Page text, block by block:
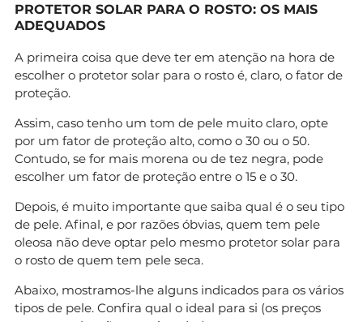
PROTETOR SOLAR PARA O ROSTO: OS MAIS
ADEQUADOS
A primeira coisa que deve ter em atenção na hora de
escolher o protetor solar para o rosto é, claro, o fator de
proteção.
Assim, caso tenho um tom de pele muito claro, opte
por um fator de proteção alto, como o 30 ou o 50.
Contudo, se for mais morena ou de tez negra, pode
escolher um fator de proteção entre o 15 e o 30.
Depois, é muito importante que saiba qual é o seu tipo
de pele. Afinal, e por razões óbvias, quem tem pele
oleosa não deve optar pelo mesmo protetor solar para
o rosto de quem tem pele seca.
Abaixo, mostramos-lhe alguns indicados para os vários
tipos de pele. Confira qual o ideal para si (os preços